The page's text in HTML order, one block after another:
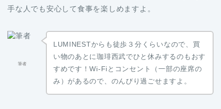
手な人でも安心して食事を楽しめますよ。
筆者
LUMINESTからも徒歩３分くらいなので、買
い物のあとに珈琲西武でひと休みするのもおす
すめです！Wi-Fiとコンセント（一部の座席の
み）があるので、のんびり過ごせますよ。